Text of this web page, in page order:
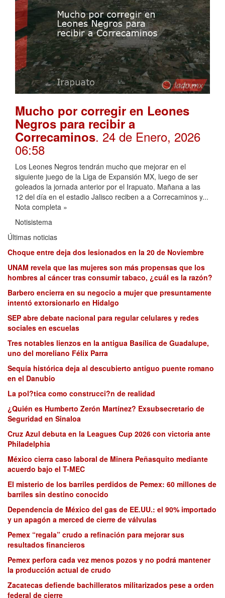
Mucho por corregir en Leones
Negros para recibir a
Correcaminos. 24 de Enero, 2026
06:58
Los Leones Negros tendrán mucho que mejorar en el
siguiente juego de la Liga de Expansión MX, luego de ser
goleados la jornada anterior por el Irapuato. Mañana a las
12 del día en el estadio Jalisco reciben a a Correcaminos y...
Nota completa »
Notisistema
Últimas noticias
Choque entre deja dos lesionados en la 20 de Noviembre
UNAM revela que las mujeres son más propensas que los
hombres al cáncer tras consumir tabaco, ¿cuál es la razón?
Barbero encierra en su negocio a mujer que presuntamente
intentó extorsionarlo en Hidalgo
SEP abre debate nacional para regular celulares y redes
sociales en escuelas
Tres notables lienzos en la antigua Basílica de Guadalupe,
uno del moreliano Félix Parra
Sequía histórica deja al descubierto antiguo puente romano
en el Danubio
La pol?tica como construcci?n de realidad
¿Quién es Humberto Zerón Martínez? Exsubsecretario de
Seguridad en Sinaloa
Cruz Azul debuta en la Leagues Cup 2026 con victoria ante
Philadelphia
México cierra caso laboral de Minera Peñasquito mediante
acuerdo bajo el T-MEC
El misterio de los barriles perdidos de Pemex: 60 millones de
barriles sin destino conocido
Dependencia de México del gas de EE.UU.: el 90% importado
y un apagón a merced de cierre de válvulas
Pemex “regala” crudo a refinación para mejorar sus
resultados financieros
Pemex perfora cada vez menos pozos y no podrá mantener
la producción actual de crudo
Zacatecas defiende bachilleratos militarizados pese a orden
federal de cierre